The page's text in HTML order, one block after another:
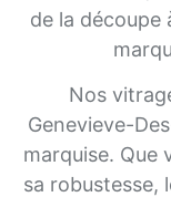
de la découpe
Nos
Genevieve-
marquise. Que
sa robustesse,